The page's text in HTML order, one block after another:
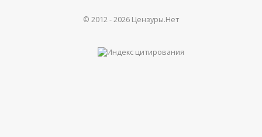
© 2012 -2026 Цензуры.Нет